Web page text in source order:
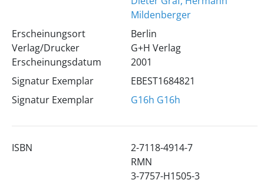
Mildenberger
Erscheinungsort
Verlag/Drucker
Erscheinungsdatum
Berlin
G+H Verlag
2001
Signatur Exemplar
EBEST1684821
Signatur Exemplar
G16h G16h
ISBN
2-7118-4914-7
RMN
3-7757-H1505-3